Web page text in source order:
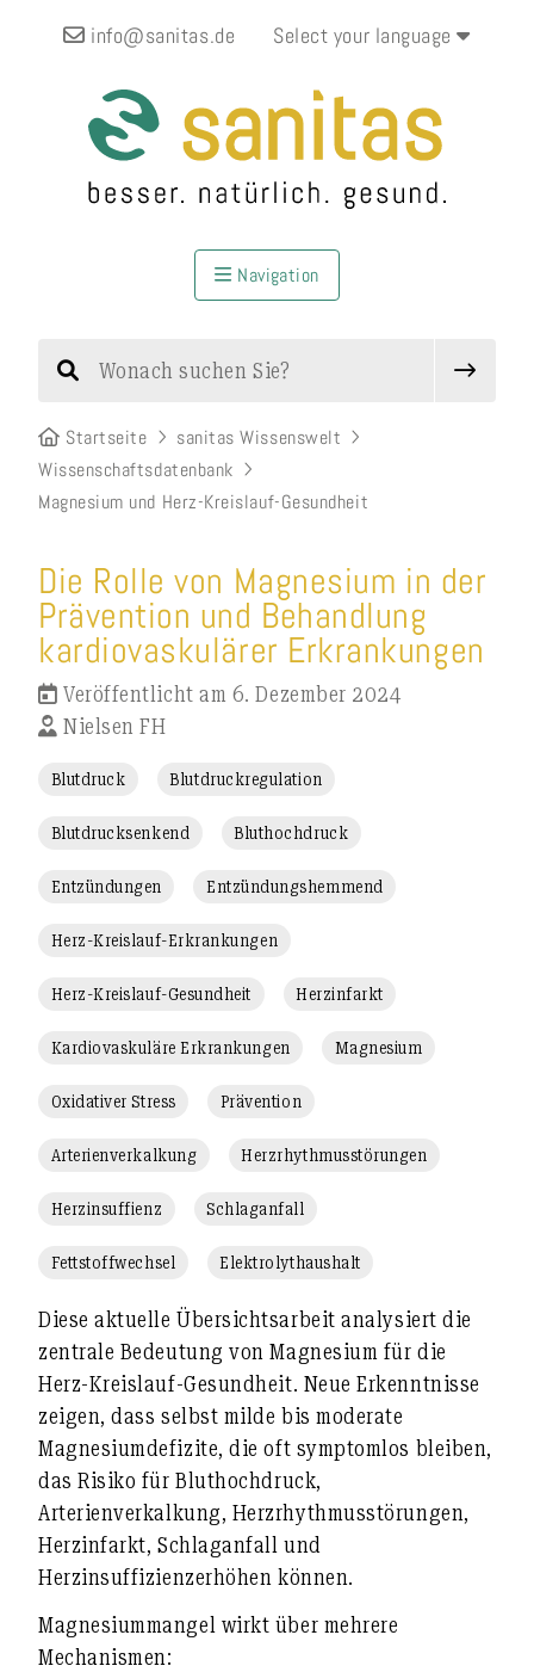
info@sanitas.de Select your language
Navigation
Startseite
sanitas Wissenswelt
Wissenschaftsdatenbank
Magnesium und Herz-Kreislauf-Gesundheit
Die Rolle von Magnesium in der
Prävention und Behandlung
kardiovaskulärer Erkrankungen
Veröffentlicht am 6. Dezember 2024
Nielsen FH
Blutdruck Blutdruckregulation
Blutdrucksenkend Bluthochdruck
Entzündungen Entzündungshemmend
Herz-Kreislauf-Erkrankungen
Herz-Kreislauf-Gesundheit Herzinfarkt
Kardiovaskuläre Erkrankungen Magnesium
Oxidativer Stress Prävention
Arterienverkalkung Herzrhythmusstörungen
Herzinsuffienz Schlaganfall
Fettstoffwechsel Elektrolythaushalt
Diese aktuelle Übersichtsarbeit analysiert die
zentrale Bedeutung vonMagnesium für die
Herz-Kreislauf-Gesundheit. Neue Erkenntnisse
zeigen, dass selbst milde bis moderate
Magnesiumdefizite, die oft symptomlos bleiben,
das Risiko fürBluthochdruck,
Arterienverkalkung, Herzrhythmusstörungen,
Herzinfarkt, Schlaganfall und
Herzinsuffizienzerhöhen können.
Magnesiummangel wirkt über mehrere
Mechanismen: